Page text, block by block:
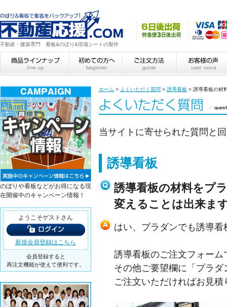
不動産・建築専門 看板&のぼり&現場シートの製作
ホーム > よくいただく質問 > 誘導看板 > 誘導看板の材
当サイトに寄せられた質問と
誘導看板
誘導看板の材料をプ
変えることは出来ま
はい、プラダンでも誘導
誘導看板のご注文フォーム
その他ご要望欄に「プラ
ご注文いただければお見
のぼりや看板などがお得になる現
在開催中のキャンペーン情報！
ようこそゲストさん
新規会員登録はこちら
会員登録すると
再注文機能が使えて便利です。